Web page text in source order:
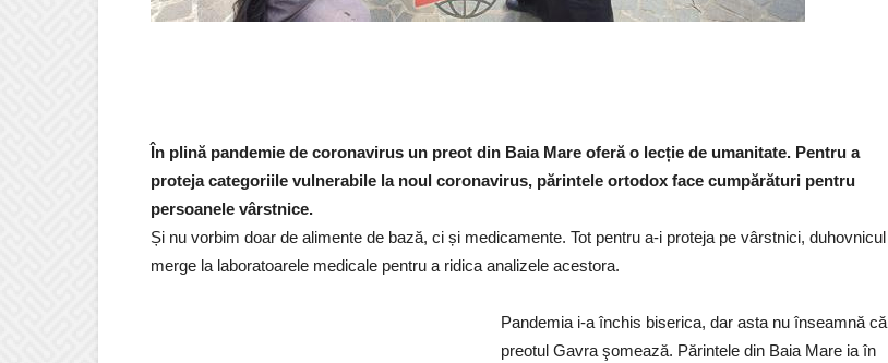
În plină pandemie de coronavirus un preot din Baia Mare oferă o lecție de umanitate. Pentru a
proteja categoriile vulnerabile la noul coronavirus, părintele ortodox face cumpărături pentru
persoanele vârstnice.
Și nu vorbim doar de alimente de bază, ci și medicamente. Tot pentru a-i proteja pe vârstnici, duhovnicul
merge la laboratoarele medicale pentru a ridica analizele acestora.
Pandemia i-a închis biserica, dar asta nu înseamnă că
preotul Gavra şomează. Părintele din Baia Mare ia în